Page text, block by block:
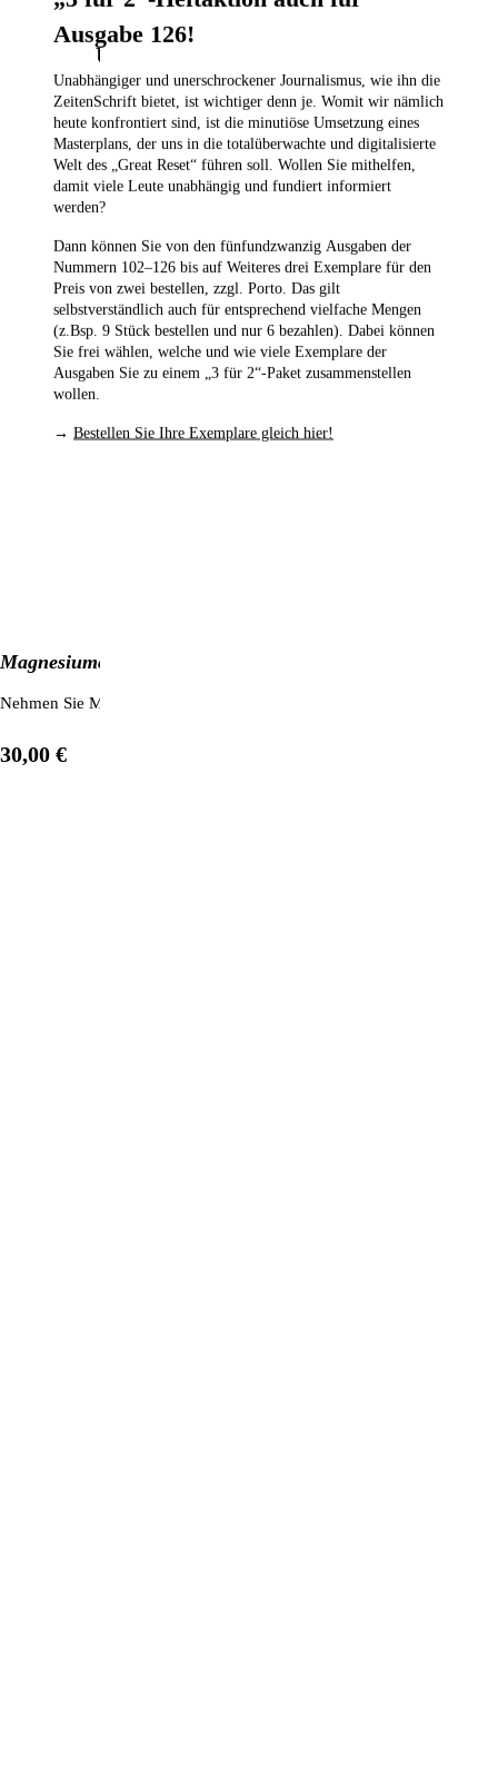
Unsere beliebtesten Produkte
Magnesiumchlorid aus dem Toten Meer (1 kg)
Nehmen Sie Magnesium in einer besonders reinen und vom Körper
30,00 €
Ausgabe 126!
Unabhängiger und unerschrockener Journalismus, wie ihn die
ZeitenSchrift bietet, ist wichtiger denn je. Womit wir nämlich
heute konfrontiert sind, ist die minutiöse Umsetzung eines
Masterplans, der uns in die totalüberwachte und digitalisierte
Welt des „Great Reset“ führen soll. Wollen Sie mithelfen,
damit viele Leute unabhängig und fundiert informiert
werden?
Dann können Sie von den fünfundzwanzig Ausgaben der
Nummern 102–126 bis auf Weiteres drei Exemplare für den
Preis von zwei bestellen, zzgl. Porto. Das gilt
selbstverständlich auch für entsprechend vielfache Mengen
(z.Bsp. 9 Stück bestellen und nur 6 bezahlen). Dabei können
Sie frei wählen, welche und wie viele Exemplare der
Ausgaben Sie zu einem „3 für 2“-Paket zusammenstellen
wollen.
→ Bestellen Sie Ihre Exemplare gleich hier!